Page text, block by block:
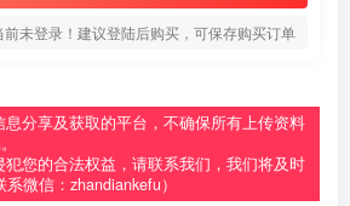
前未登录！建议登陆后购买，可保存购买订单
分享及获取的平台，不确保所有上传资料
您的合法权益，请联系我们，我们将及时
系微信：zhandiankefu）